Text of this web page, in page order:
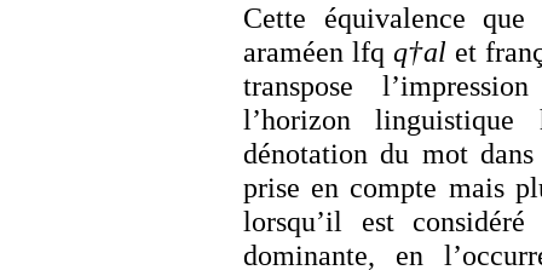
Cette équivalence
araméen lfq q†al et
transpose
l’horizon
dénotation du mot
prise en compte mais
lorsqu’il est
dominante, en